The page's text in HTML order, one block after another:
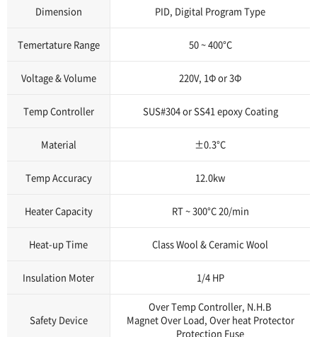
Dimension PID, Digital Program Type
Temertature Range 50 ~ 400°C
Voltage & Volume 220V, 1Φ or 3Φ
Temp Controller SUS#304 or SS41 epoxy Coating
Material ±0.3°C
Temp Accuracy 12.0kw
Heater Capacity RT ~ 300°C 20/min
Heat-up Time Class Wool & Ceramic Wool
Insulation Moter 1/4 HP
Safety Device
Over Temp Controller, N.H.B
Magnet Over Load, Over heat Protector
Protection Fuse